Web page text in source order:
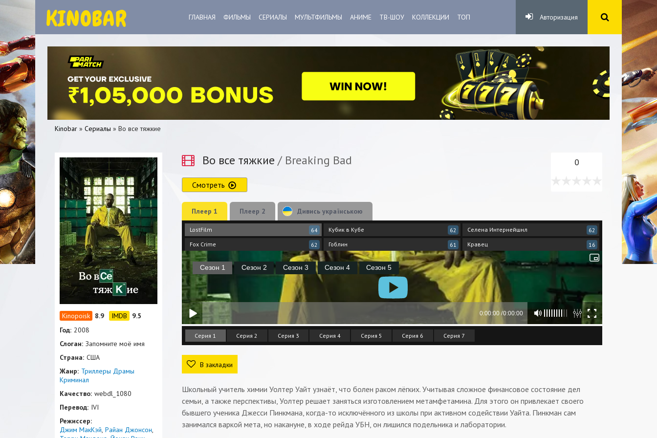
ГЛАВНАЯ ФИЛЬМЫ СЕРИАЛЫ МУЛЬТФИЛЬМЫ АНИМЕ ТВ-ШОУ КОЛЛЕКЦИИ ТОП Авторизация
Kinobar » Сериалы » Во все тяжкие
Во все тяжкие / Breaking Bad 0
0
1 2 3 4 5 Смотреть
Плеер 1 Плеер 2 Дивись українською
LostFilm 64 Кубик в Кубе 62 Селена Интернейшнл
62
Fox Crime
62 Гоблин 61 Кравец 16
Серия 1 Серия 2 Серия 3 Серия 4 Серия 5 Серия 6 Серия 7
В закладки
Школьный учитель химии Уолтер Уайт узнаёт, что болен раком лёгких. Учитывая сложное финансовое состояние дел
семьи, а также перспективы, Уолтер решает заняться изготовлением метамфетамина. Для этого он привлекает своего
бывшего ученика Джесси Пинкмана, когда-то исключённого из школы при активном содействии Уайта. Пинкман сам
занимался варкой мета, но накануне, в ходе рейда УБН, он лишился подельника и лаборатории.
8.9
9.5
Год: 2008
Слоган: Запомните моё имя
Страна: США
Жанр: Триллеры Драмы
Криминал
Качество: webdl_1080
Перевод: IVI
Режиссер:
Джим МакКэй Райан Джонсон